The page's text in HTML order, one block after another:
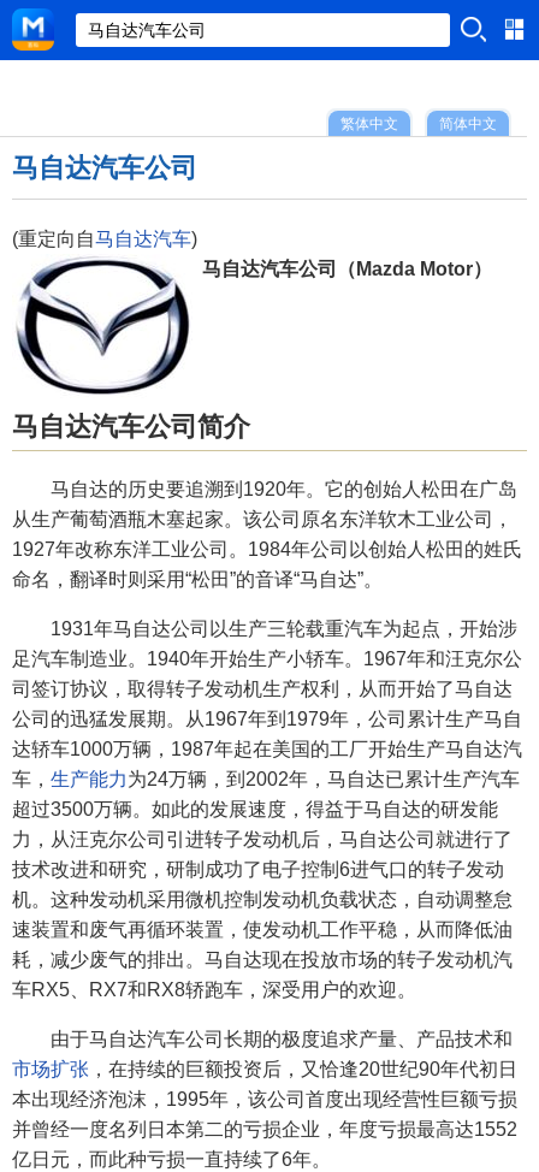
简体中文
繁体中文
马自达汽车公司
(重定向自马自达汽车)
马自达汽车公司（Mazda Motor）
马自达汽车公司简介
马自达的历史要追溯到1920年。它的创始人松田在广岛
从生产葡萄酒瓶木塞起家。该公司原名东洋软木工业公司，
1927年改称东洋工业公司。1984年公司以创始人松田的姓氏
命名，翻译时则采用“松田”的音译“马自达”。
1931年马自达公司以生产三轮载重汽车为起点，开始涉
足汽车制造业。1940年开始生产小轿车。1967年和汪克尔公
司签订协议，取得转子发动机生产权利，从而开始了马自达
公司的迅猛发展期。从1967年到1979年，公司累计生产马自
达轿车1000万辆，1987年起在美国的工厂开始生产马自达汽
车， 生产能力为24万辆，到2002年，马自达已累计生产汽车
超过3500万辆。如此的发展速度，得益于马自达的研发能
力，从汪克尔公司引进转子发动机后，马自达公司就进行了
技术改进和研究，研制成功了电子控制6进气口的转子发动
机。这种发动机采用微机控制发动机负载状态，自动调整怠
速装置和废气再循环装置，使发动机工作平稳，从而降低油
耗，减少废气的排出。马自达现在投放市场的转子发动机汽
车RX5、RX7和RX8轿跑车，深受用户的欢迎。
由于马自达汽车公司长期的极度追求产量、产品技术和
市场扩张 ，在持续的巨额投资后，又恰逢20世纪90年代初日
本出现经济泡沫，1995年，该公司首度出现经营性巨额亏损
并曾经一度名列日本第二的亏损企业，年度亏损最高达1552
亿日元，而此种亏损一直持续了6年。